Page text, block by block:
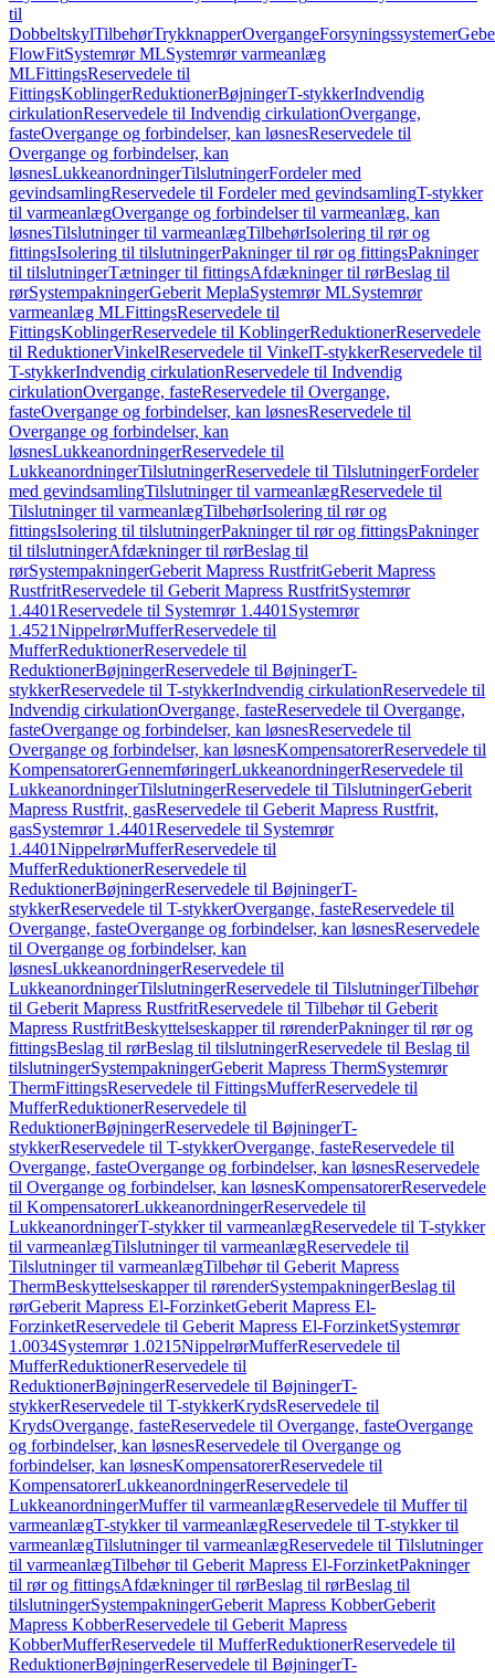
til
DobbeltskylTilbehørTrykknapperOvergangeForsyningssystemer
FlowFitSystemrør MLSystemrør varmeanlæg
MLFittingsReservedele til
FittingsKoblingerReduktionerBøjningerT-stykkerIndvendig
cirkulationReservedele til Indvendig cirkulationOvergange,
fasteOvergange og forbindelser, kan løsnesReservedele til
Overgange og forbindelser, kan
løsnesLukkeanordningerTilslutningerFordeler med
gevindsamlingReservedele til Fordeler med gevindsamlingT-stykker
til varmeanlægOvergange og forbindelser til varmeanlæg, kan
løsnesTilslutninger til varmeanlægTilbehørIsolering til rør og
fittingsIsolering til tilslutningerPakninger til rør og fittingsPakninger
til tilslutningerTætninger til fittingsAfdækninger til rørBeslag til
rørSystempakningerGeberit MeplaSystemrør MLSystemrør
varmeanlæg MLFittingsReservedele til
FittingsKoblingerReservedele til KoblingerReduktionerReservedele
til ReduktionerVinkelReservedele til VinkelT-stykkerReservedele til
T-stykkerIndvendig cirkulationReservedele til Indvendig
cirkulationOvergange, fasteReservedele til Overgange,
fasteOvergange og forbindelser, kan løsnesReservedele til
Overgange og forbindelser, kan
løsnesLukkeanordningerReservedele til
LukkeanordningerTilslutningerReservedele til TilslutningerFordeler
med gevindsamlingTilslutninger til varmeanlægReservedele til
Tilslutninger til varmeanlægTilbehørIsolering til rør og
fittingsIsolering til tilslutningerPakninger til rør og fittingsPakninger
til tilslutningerAfdækninger til rørBeslag til
rørSystempakningerGeberit Mapress RustfritGeberit Mapress
RustfritReservedele til Geberit Mapress RustfritSystemrør
1.4401Reservedele til Systemrør 1.4401 Systemrør
1.4521NippelrørMufferReservedele til
MufferReduktionerReservedele til
ReduktionerBøjningerReservedele til BøjningerT-
stykkerReservedele til T-stykkerIndvendig cirkulationReservedele til
Indvendig cirkulationOvergange, fasteReservedele til Overgange,
fasteOvergange og forbindelser, kan løsnesReservedele til
Overgange og forbindelser, kan løsnesKompensatorerReservedele til
KompensatorerGennemføringerLukkeanordningerReservedele til
LukkeanordningerTilslutningerReservedele til TilslutningerGeberit
Mapress Rustfrit, gasReservedele til Geberit Mapress Rustfrit,
gasSystemrør 1.4401Reservedele til Systemrør
1.4401NippelrørMufferReservedele til
MufferReduktionerReservedele til
ReduktionerBøjningerReservedele til BøjningerT-
stykkerReservedele til T-stykkerOvergange, fasteReservedele til
Overgange, fasteOvergange og forbindelser, kan løsnesReservedele
til Overgange og forbindelser, kan
løsnesLukkeanordningerReservedele til
LukkeanordningerTilslutningerReservedele til TilslutningerTilbehør
til Geberit Mapress RustfritReservedele til Tilbehør til Geberit
Mapress RustfritBeskyttelseskapper til rørenderPakninger til rør og
fittingsBeslag til rørBeslag til tilslutningerReservedele til Beslag til
tilslutningerSystempakningerGeberit Mapress ThermSystemrør
ThermFittingsReservedele til FittingsMufferReservedele til
MufferReduktionerReservedele til
ReduktionerBøjningerReservedele til BøjningerT-
stykkerReservedele til T-stykkerOvergange, fasteReservedele til
Overgange, fasteOvergange og forbindelser, kan løsnesReservedele
til Overgange og forbindelser, kan løsnesKompensatorerReservedele
til KompensatorerLukkeanordningerReservedele til
LukkeanordningerT-stykker til varmeanlægReservedele til T-stykker
til varmeanlægTilslutninger til varmeanlægReservedele til
Tilslutninger til varmeanlægTilbehør til Geberit Mapress
ThermBeskyttelseskapper til rørenderSystempakningerBeslag til
rørGeberit Mapress El-ForzinketGeberit Mapress El-
ForzinketReservedele til Geberit Mapress El-ForzinketSystemrør
1.0034Systemrør 1.0215NippelrørMufferReservedele til
MufferReduktionerReservedele til
ReduktionerBøjningerReservedele til BøjningerT-
stykkerReservedele til T-stykkerKrydsReservedele til
KrydsOvergange, fasteReservedele til Overgange, fasteOvergange
og forbindelser, kan løsnesReservedele til Overgange og
forbindelser, kan løsnesKompensatorerReservedele til
KompensatorerLukkeanordningerReservedele til
LukkeanordningerMuffer til varmeanlægReservedele til Muffer til
varmeanlægT-stykker til varmeanlægReservedele til T-stykker til
varmeanlægTilslutninger til varmeanlægReservedele til Tilslutninger
til varmeanlægTilbehør til Geberit Mapress El-ForzinketPakninger
til rør og fittingsAfdækninger til rørBeslag til rørBeslag til
tilslutningerSystempakningerGeberit Mapress KobberGeberit
Mapress KobberReservedele til Geberit Mapress
KobberMufferReservedele til MufferReduktionerReservedele til
ReduktionerBøjningerReservedele til BøjningerT-